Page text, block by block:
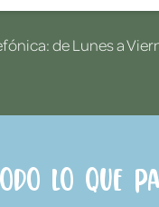
de Lunes a
lo que